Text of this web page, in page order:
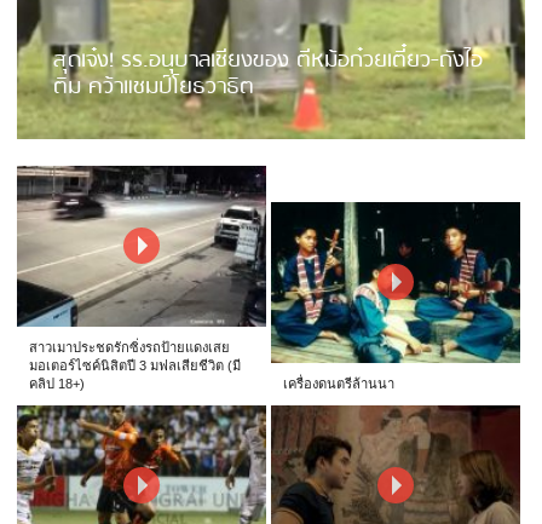
สุดเจ๋ง! รร.อนุบาลเชียงของ ตีหม้อก๋วยเตี๋ยว-ถังไอ
ติม คว้าแชมป์โยธวาธิต
สาวเมาประชดรักซิ่งรถป้ายแดงเสย
มอเตอร์ไซค์นิสิตปี 3 มฟลเสียชีวิต (มี
คลิป 18+)
เครื่องดนตรีล้านนา